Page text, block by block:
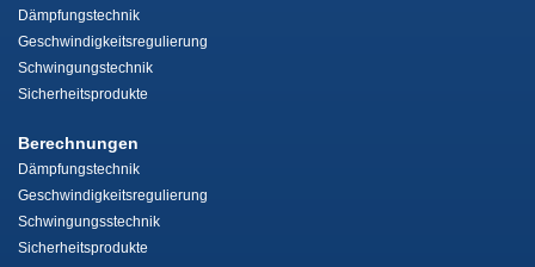
Dämpfungstechnik
Geschwindigkeitsregulierung
Schwingungstechnik
Sicherheitsprodukte
Berechnungen
Dämpfungstechnik
Geschwindigkeitsregulierung
Schwingungsstechnik
Sicherheitsprodukte